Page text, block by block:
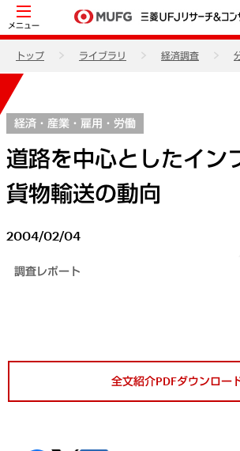
メニュー
トップ ライブラリ 経済調査
経済・産業・雇用・労働
道路を中心としたイン
貨物輸送の動向
2004/02/04
調査レポート
全文紹介PDFダウンロー